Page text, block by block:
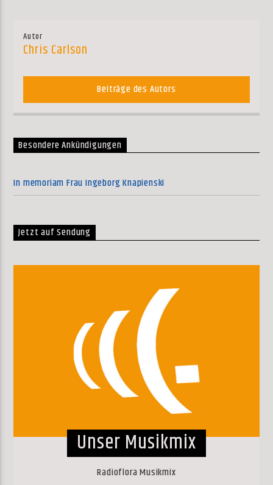
Autor
Chris Carlson
Beiträge des Autors
Besondere Ankündigungen
In memoriam Frau Ingeborg Knapienski
Jetzt auf Sendung
Unser Musikmix
Radioflora Musikmix